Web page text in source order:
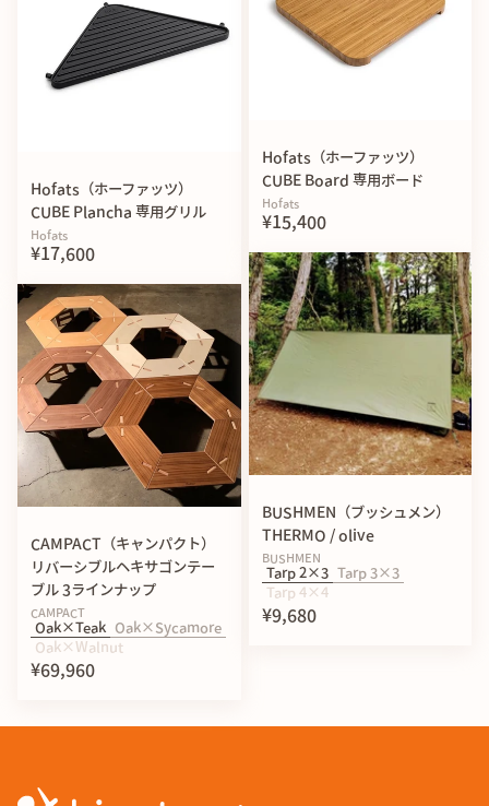
男性 | 細身体型 177cm / 62kg | Sサイズ着用（タイトフィッ
男性 | 細身体型 177cm / 62kg | Mサイズ着用（ジャストフィ
ット）
Hofats（ホーファッツ）
CUBE Plancha 専用グリル
Hofats
¥17,600
CAMPACT（キャンパクト）
リバーシブルヘキサゴンテー
ブル 3ラインナップ
CAMPACT
Oak×Teak
Oak×Sycamore
Oak×Walnut
¥69,960
Hofats（ホーファッツ）
CUBE Board 専用ボード
Hofats
¥15,400
BUSHMEN（ブッシュメン）
THERMO / olive
BUSHMEN
Tarp 2×3
Tarp 3×3
Tarp 4×4
¥9,680